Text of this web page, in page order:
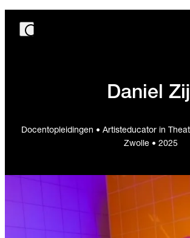
Daniel
Docentopleidingen • Artisteducator in
Zwolle • 2025